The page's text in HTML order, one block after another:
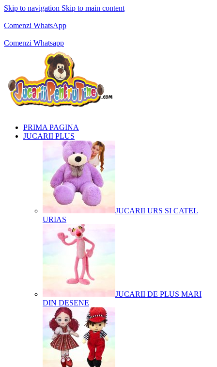
Skip to navigation Skip to main content
Comenzi WhatsApp
Comenzi Whatsapp
PRIMA PAGINA
JUCARII PLUS
JUCARII URS SI CATEL
URIAS
JUCARII DE PLUS MARI
DIN DESENE